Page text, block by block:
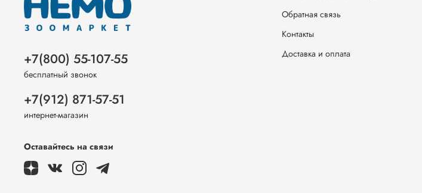
Обратная связь
Контакты
Доставка и оплата
+7(800) 55-107-55
бесплатный звонок
+7(912) 871-57-51
интернет-магазин
Оставайтесь на связи